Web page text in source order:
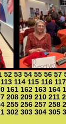
52 53 54 55 56 57
113 114 115 116 117
161 162 163 164
208 209 210 211
255 256 257 258
302 303 304 305